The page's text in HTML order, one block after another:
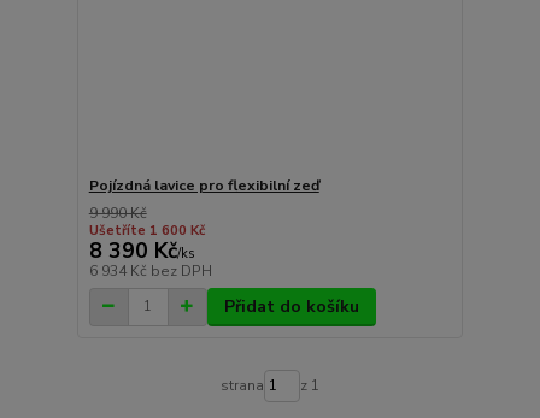
Pojízdná lavice pro flexibilní zeď
9 990 Kč
Ušetříte 1 600 Kč
8 390 Kč/ks
6 934 Kč bez DPH
Přidat do košíku
strana z 1